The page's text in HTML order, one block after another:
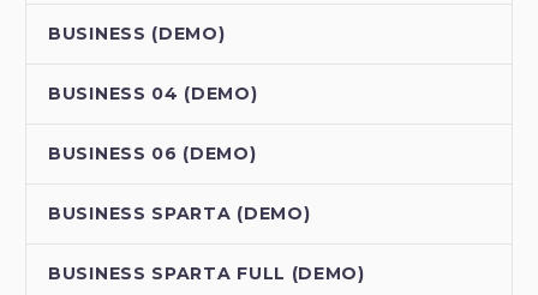
BUSINESS (DEMO)
BUSINESS 04 (DEMO)
BUSINESS 06 (DEMO)
BUSINESS SPARTA (DEMO)
BUSINESS SPARTA FULL (DEMO)